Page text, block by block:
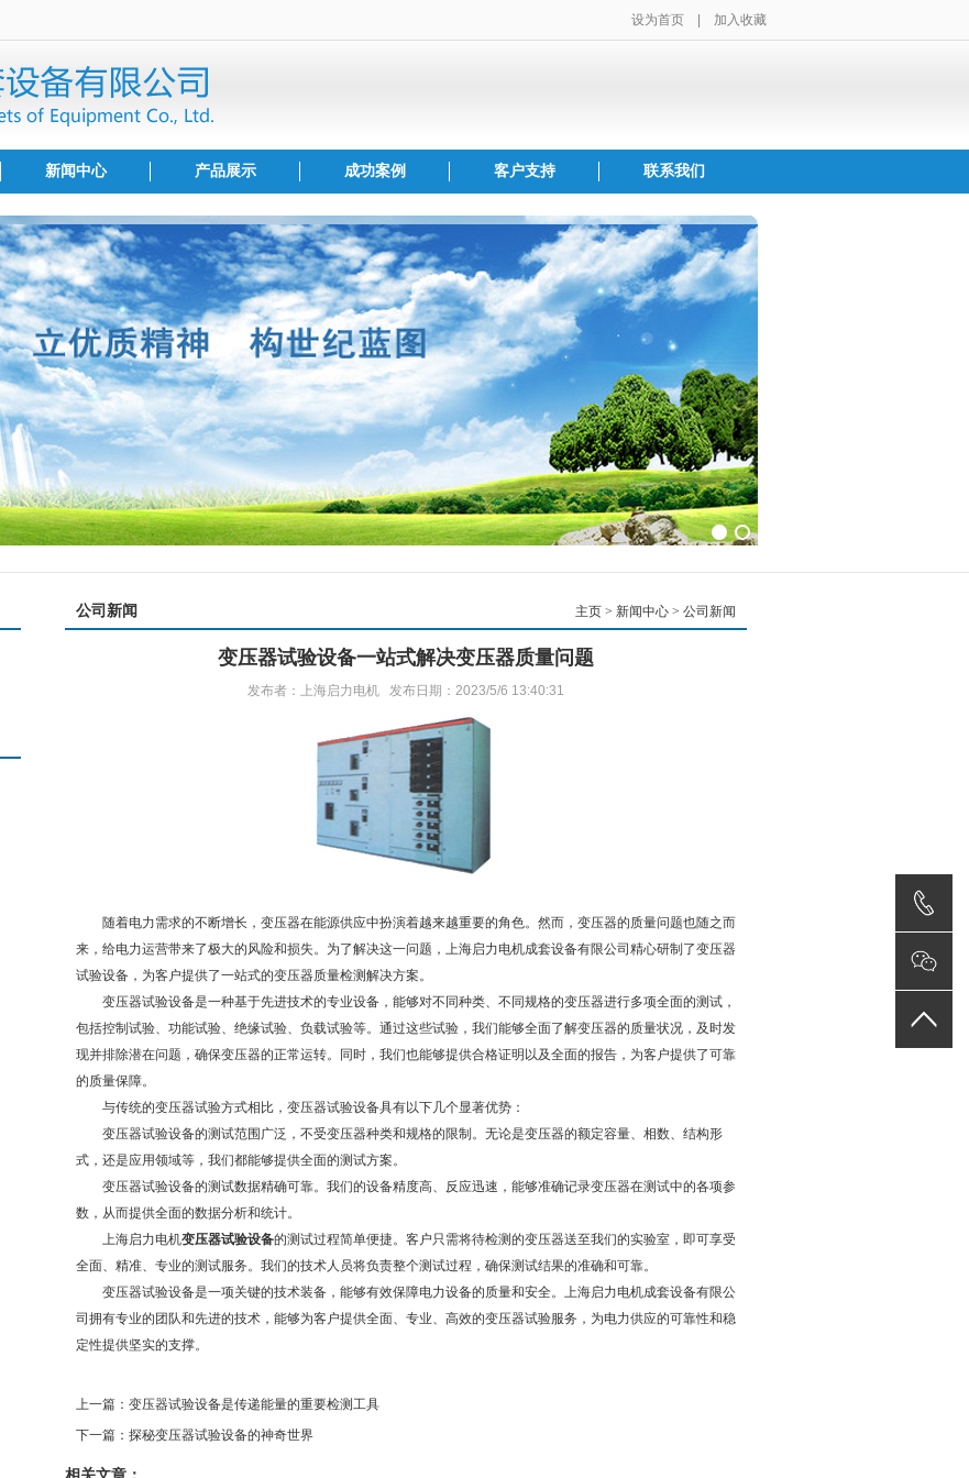
设为首页 加入收藏
新闻中心 产品展示 成功案例 客户支持 联系我们
主页 > 新闻中心 > 公司新闻
公司新闻
变压器试验设备一站式解决变压器质量问题
发布者：上海启力电机 发布日期：2023/5/6 13:40:31
随着电力需求的不断增长，变压器在能源供应中扮演着越来越重要的角色。然而，变压器的质量问题也随之而
来，给电力运营带来了极大的风险和损失。为了解决这一问题，上海启力电机成套设备有限公司精心研制了变压器
试验设备，为客户提供了一站式的变压器质量检测解决方案。
变压器试验设备是一种基于先进技术的专业设备，能够对不同种类、不同规格的变压器进行多项全面的测试，
包括控制试验、功能试验、绝缘试验、负载试验等。通过这些试验，我们能够全面了解变压器的质量状况，及时发
现并排除潜在问题，确保变压器的正常运转。同时，我们也能够提供合格证明以及全面的报告，为客户提供了可靠
的质量保障。
与传统的变压器试验方式相比，变压器试验设备具有以下几个显著优势：
变压器试验设备的测试范围广泛，不受变压器种类和规格的限制。无论是变压器的额定容量、相数、结构形
式，还是应用领域等，我们都能够提供全面的测试方案。
变压器试验设备的测试数据精确可靠。我们的设备精度高、反应迅速，能够准确记录变压器在测试中的各项参
数，从而提供全面的数据分析和统计。
上海启力电机变压器试验设备的测试过程简单便捷。客户只需将待检测的变压器送至我们的实验室，即可享受
全面、精准、专业的测试服务。我们的技术人员将负责整个测试过程，确保测试结果的准确和可靠。
变压器试验设备是一项关键的技术装备，能够有效保障电力设备的质量和安全。上海启力电机成套设备有限公
司拥有专业的团队和先进的技术，能够为客户提供全面、专业、高效的变压器试验服务，为电力供应的可靠性和稳
定性提供坚实的支撑。
上一篇：变压器试验设备是传递能量的重要检测工具
下一篇：探秘变压器试验设备的神奇世界